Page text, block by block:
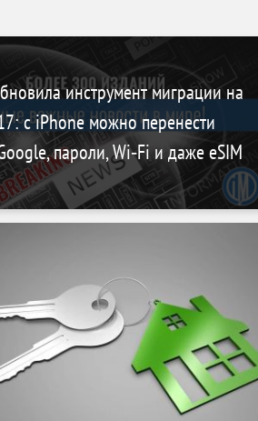
инструмент миграции на
с iPhone можно перенести
пароли, Wi‑Fi и даже eSIM